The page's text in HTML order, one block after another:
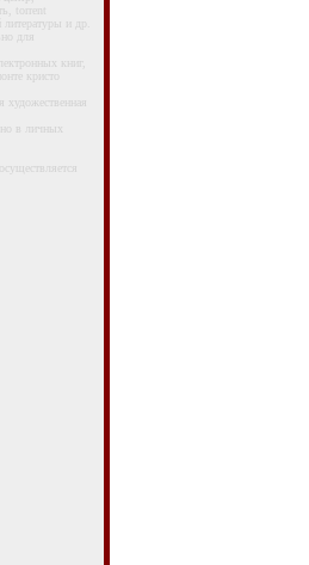
torrent
и др.
для
книг,
кристо
в личных